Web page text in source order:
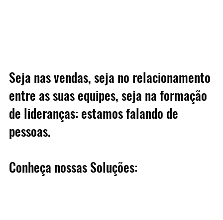
Seja nas vendas, seja no relacionamento
entre as suas equipes, seja na formação
de lideranças: estamos falando de
pessoas.
Conheça nossas Soluções: